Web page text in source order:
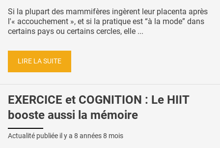
Si la plupart des mammifères ingèrent leur placenta après
l'« accouchement », et si la pratique est “à la mode” dans
certains pays ou certains cercles, elle ...
LIRE LA SUITE
EXERCICE et COGNITION : Le HIIT
booste aussi la mémoire
Actualité publiée il y a 8 années 8 mois